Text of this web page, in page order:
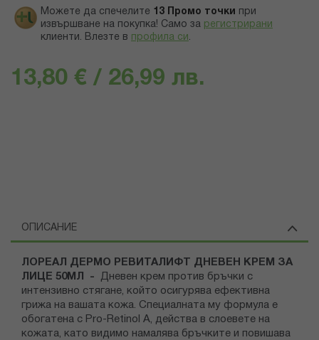
Можете да спечелите 13 Промо точки
при
извършване на покупка! Само за регистрирани
клиенти. Влезте в профила си .
13,80 € / 26,99 лв.
ОПИСАНИЕ
ЛОРЕАЛ ДЕРМО РЕВИТАЛИФТ ДНЕВЕН КРЕМ ЗА
ЛИЦЕ 50МЛ - Дневен крем против бръчки с
интензивно стягане, който осигурява ефективна
грижа на вашата кожа. Специалната му формула е
обогатена с Pro-Retinol A, действа в слоевете на
кожата, като видимо намалява бръчките и повишава